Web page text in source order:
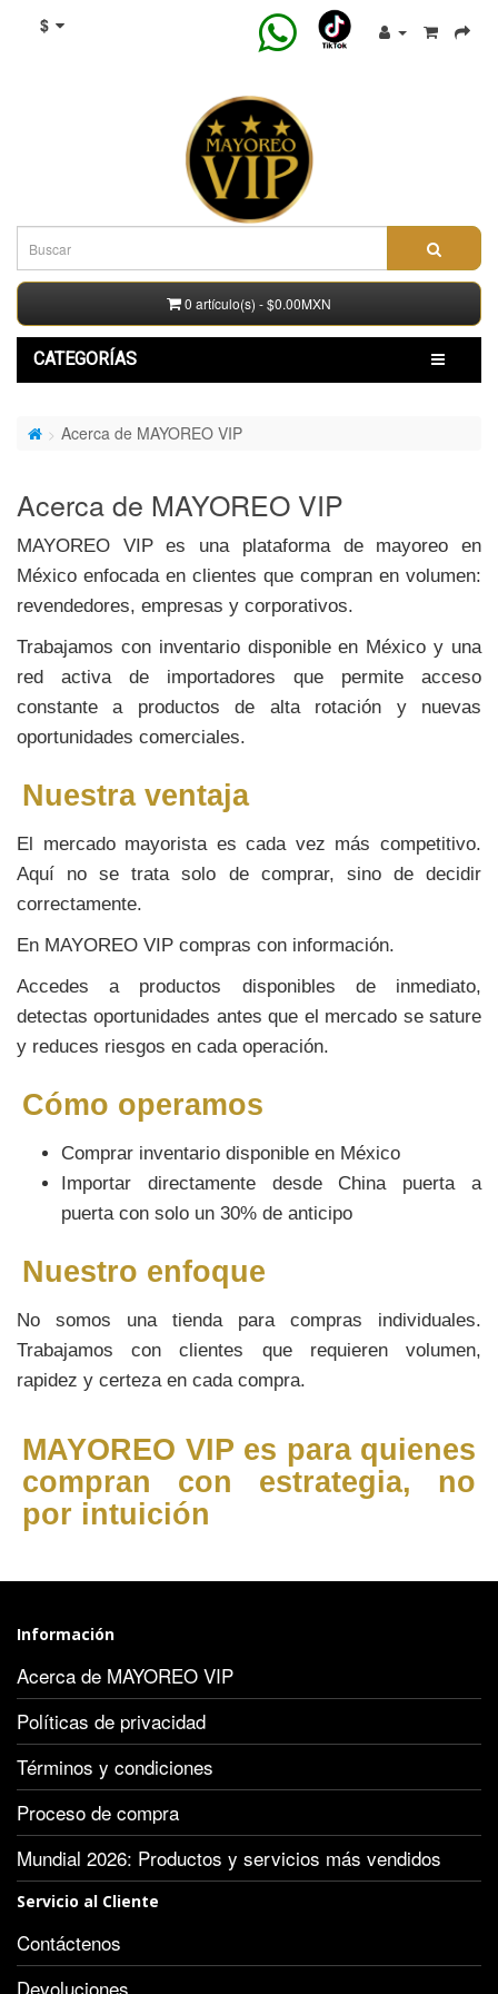
$
0 artículo(s) - $0.00MXN
CATEGORÍAS
Acerca de MAYOREO VIP
Acerca de MAYOREO VIP
MAYOREO VIP es una plataforma de mayoreo en
México enfocada en clientes que compran en volumen:
revendedores, empresas y corporativos.
Trabajamos con inventario disponible en México y una
red activa de importadores que permite acceso
constante a productos de alta rotación y nuevas
oportunidades comerciales.
Nuestra ventaja
El mercado mayorista es cada vez más competitivo.
Aquí no se trata solo de comprar, sino de decidir
correctamente.
En MAYOREO VIP compras con información.
Accedes a productos disponibles de inmediato,
detectas oportunidades antes que el mercado se sature
y reduces riesgos en cada operación.
Cómo operamos
Comprar inventario disponible en México
Importar directamente desde China puerta a
puerta con solo un 30% de anticipo
Nuestro enfoque
No somos una tienda para compras individuales.
Trabajamos con clientes que requieren volumen,
rapidez y certeza en cada compra.
MAYOREO VIP es para quienes
compran con estrategia, no
por intuición
Información
Acerca de MAYOREO VIP
Políticas de privacidad
Términos y condiciones
Proceso de compra
Mundial 2026: Productos y servicios más vendidos
Servicio al Cliente
Contáctenos
Devoluciones